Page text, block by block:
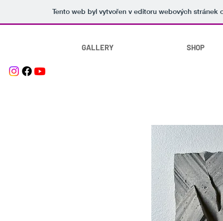
Tento web byl vytvořen v editoru webových stránek
GALLERY SHOP